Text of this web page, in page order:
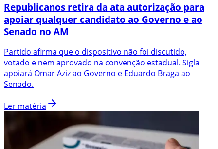
Republicanos retira da ata autorização para
apoiar qualquer candidato ao Governo e ao
Senado no AM
Partido afirma que o dispositivo não foi discutido,
votado e nem aprovado na convenção estadual. Sigla
apoiará Omar Aziz ao Governo e Eduardo Braga ao
Senado.
Ler matéria